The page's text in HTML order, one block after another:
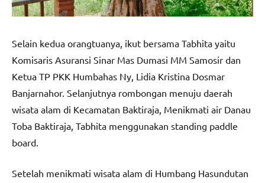
Selain kedua orangtuanya, ikut bersama Tabhita yaitu
Komisaris Asuransi Sinar Mas Dumasi MM Samosir dan
Ketua TP PKK Humbahas Ny, Lidia Kristina Dosmar
Banjarnahor. Selanjutnya rombongan menuju daerah
wisata alam di Kecamatan Baktiraja, Menikmati air Danau
Toba Baktiraja, Tabhita menggunakan standing paddle
board.
Setelah menikmati wisata alam di Humbang Hasundutan